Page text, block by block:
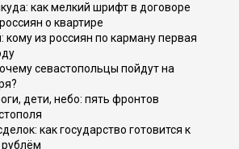
как мелкий шрифт в договоре
о квартире
кому из россиян по карману первая
севастопольцы пойдут на
дети, небо: пять фронтов
как государство готовится к